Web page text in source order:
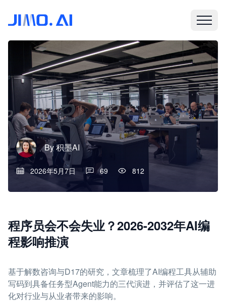
By积墨AI
2026年5月7日 69 812
程序员会不会失业？2026-2032年AI编
程影响推演
基于解数咨询与D17的研究，文章梳理了AI编程工具从辅助
写码到具备任务型Agent能力的三代演进，并评估了这一进
化对行业与从业者带来的影响。